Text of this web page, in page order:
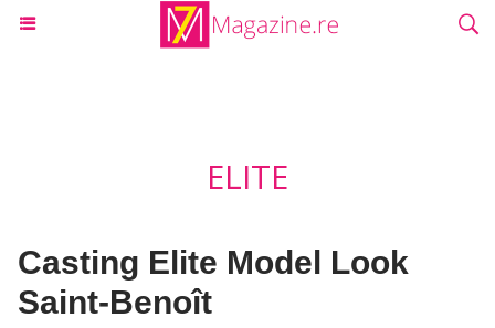
ELITE
Casting Elite Model Look
Saint-Benoît